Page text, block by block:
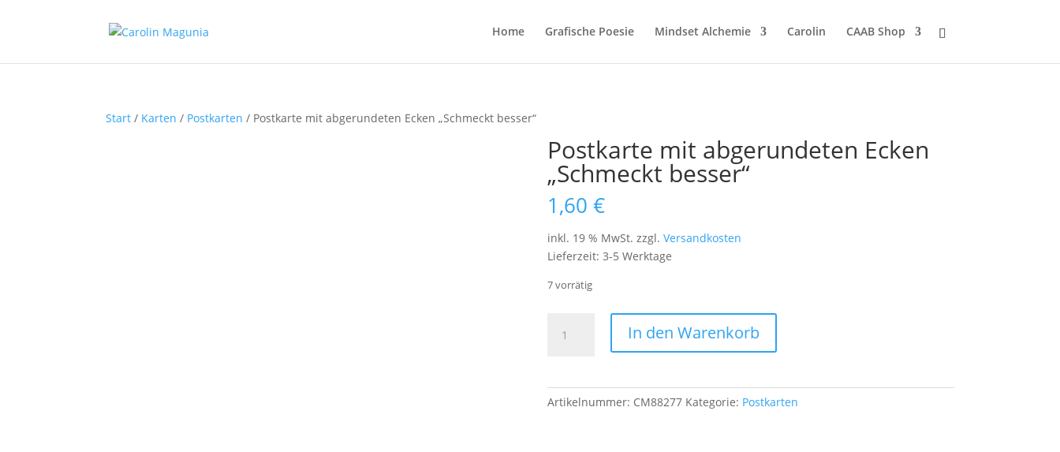
Home Grafische Poesie Mindset Alchemie Carolin CAAB Shop
Start / Karten / Postkarten / Postkarte mit abgerundeten Ecken „Schmeckt besser“
Postkarte mit abgerundeten Ecken
„Schmeckt besser“
1,60 €
inkl. 19 % MwSt. zzgl. Versandkosten
Lieferzeit: 3-5 Werktage
7 vorrätig
abgerundeten
"Schmeckt
In den Warenkorb
Artikelnummer: CM88277 Kategorie: Postkarten